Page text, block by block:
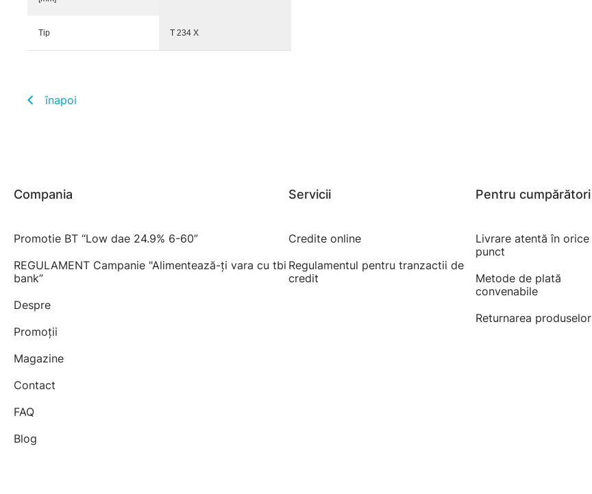
Tip T 234 X
înapoi
Compania
Promotie BT “Low dae 24.9% 6-60”
REGULAMENT Campanie "Alimentează-ți vara cu tbi
bank”
Despre
Promoții
Magazine
Contact
FAQ
Blog
Servicii
Credite online
Regulamentul pentru tranzactii de
credit
Pentru cumpărători
Livrare atentă în orice
punct
Metode de plată
convenabile
Returnarea produselor